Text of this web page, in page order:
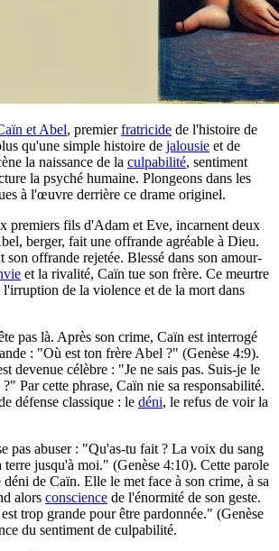
et Abel, premierfratricide de l'histoire de
qu'une simple histoire de jalousie et de
la naissance de la culpabilité, sentiment
la psyché humaine. Plongeons dans les
à l'œuvre derrière ce drame originel.
premiers fils d'Adam et Eve, incarnent deux
berger, fait une offrande agréable à Dieu.
offrande rejetée. Blessé dans son amour-
et la rivalité, Caïn tue son frère. Ce meurtre
de la violence et de la mort dans
pas là. Après son crime, Caïn est interrogé
: "Où est ton frère Abel ?" (Genèse 4:9).
devenue célèbre : "Je ne sais pas. Suis-je le
Par cette phrase, Caïn nie sa responsabilité.
défense classique : le déni, le refus de voir la
pas abuser : "Qu'as-tu fait ? La voix du sang
terre jusqu'à moi." (Genèse 4:10). Cette parole
de Caïn. Elle le met face à son crime, à sa
alors conscience de l'énormité de son geste.
trop grande pour être pardonnée." (Genèse
du sentiment de culpabilité.